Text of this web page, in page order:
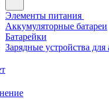
Элементы питания
Аккумуляторные батареи
Батарейки
Зарядные устройства для